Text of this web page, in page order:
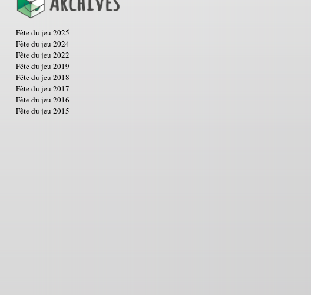
Fête du jeu 2025
Fête du jeu 2024
Fête du jeu 2022
Fête du jeu 2019
Fête du jeu 2018
Fête du jeu 2017
Fête du jeu 2016
Fête du jeu 2015